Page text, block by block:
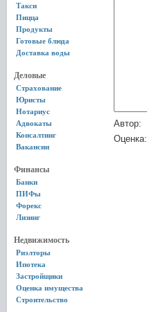
Такси
Пицца
Продукты
Готовые блюда
Доставка воды
Деловые
Страхование
Юристы
Нотариус
Адвокаты
Консалтинг
Вакансии
Финансы
Банки
ПИФы
Форекс
Лизинг
Недвижимость
Риэлторы
Ипотека
Застройщики
Оценка имущества
Строительство
Автор:
Оценка: